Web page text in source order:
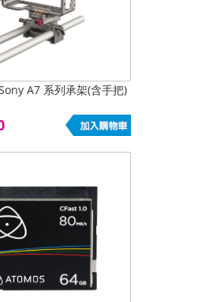
A7 系列承架(含手把)